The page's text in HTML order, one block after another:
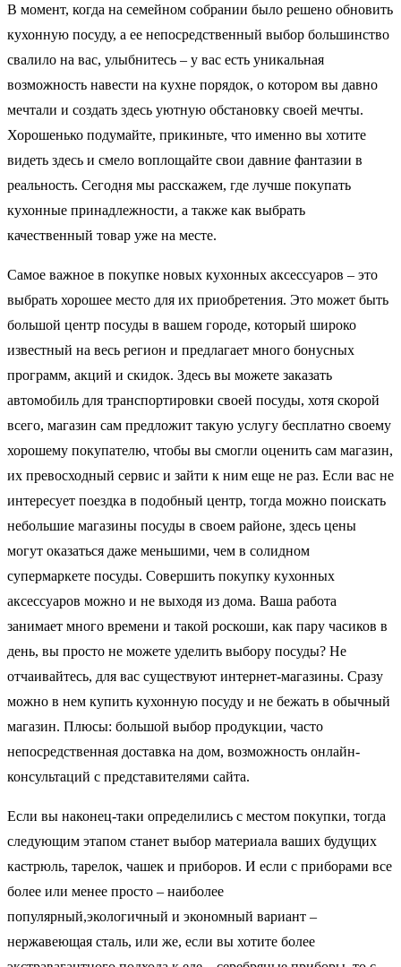
В момент, когда на семейном собрании было решено обновить
кухонную посуду, а ее непосредственный выбор большинство
свалило на вас, улыбнитесь – у вас есть уникальная
возможность навести на кухне порядок, о котором вы давно
мечтали и создать здесь уютную обстановку своей мечты.
Хорошенько подумайте, прикиньте, что именно вы хотите
видеть здесь и смело воплощайте свои давние фантазии в
реальность. Сегодня мы расскажем, где лучше покупать
кухонные принадлежности, а также как выбрать
качественный товар уже на месте.
Самое важное в покупке новых кухонных аксессуаров – это
выбрать хорошее место для их приобретения. Это может быть
большой центр посуды в вашем городе, который широко
известный на весь регион и предлагает много бонусных
программ, акций и скидок. Здесь вы можете заказать
автомобиль для транспортировки своей посуды, хотя скорой
всего, магазин сам предложит такую услугу бесплатно своему
хорошему покупателю, чтобы вы смогли оценить сам магазин,
их превосходный сервис и зайти к ним еще не раз. Если вас не
интересует поездка в подобный центр, тогда можно поискать
небольшие магазины посуды в своем районе, здесь цены
могут оказаться даже меньшими, чем в солидном
супермаркете посуды. Совершить покупку кухонных
аксессуаров можно и не выходя из дома. Ваша работа
занимает много времени и такой роскоши, как пару часиков в
день, вы просто не можете уделить выбору посуды? Не
отчаивайтесь, для вас существуют интернет-магазины. Сразу
можно в нем купить кухонную посуду и не бежать в обычный
магазин. Плюсы: большой выбор продукции, часто
непосредственная доставка на дом, возможность онлайн-
консультаций с представителями сайта.
Если вы наконец-таки определились с местом покупки, тогда
следующим этапом станет выбор материала ваших будущих
кастрюль, тарелок, чашек и приборов. И если с приборами все
более или менее просто – наиболее
популярный,экологичный и экономный вариант –
нержавеющая сталь, или же, если вы хотите более